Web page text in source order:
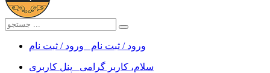
ورود / ثبت نام ورود / ثبت نام
سلام، کاربر گرامی
پنل کاربری